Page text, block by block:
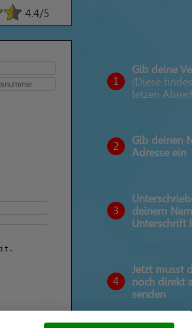
4.4/5
1
Gib deine
(Diese
letzen
2
Gib deinen
Adresse ein
3
deinem
Unterschrift
4
Jetzt musst
noch direkt
senden